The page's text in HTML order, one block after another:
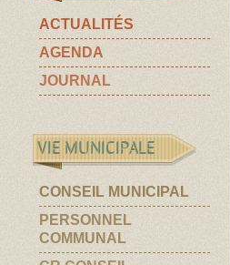
ACTUALITÉS
AGENDA
JOURNAL
VIE MUNICIPALE
CONSEIL MUNICIPAL
PERSONNEL
COMMUNAL